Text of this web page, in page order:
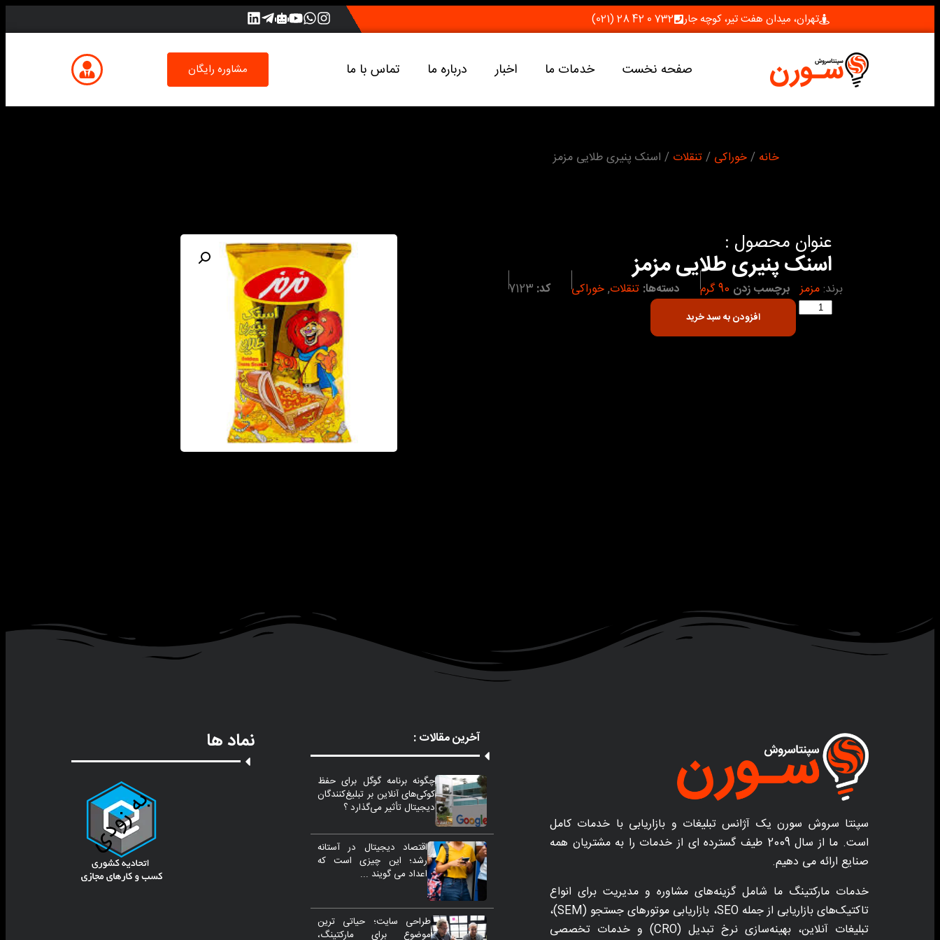
تهران، میدان هفت تیر، کوچه جار 732 0 42 28 (021)
صفحه نخست خدمات ما اخبار درباره ما تماس با ما مشاوره رایگان
خانه /خوراکی /تنقلات / اسنک پنیری طلایی مزمز
عنوان محصول :
اسنک پنیری طلایی مزمز
کد: 7123 دسته‌ها: تنقلات,خوراکی برچسب زدن 90 گرم برند: مزمز
افزودن به سبد خرید
سپنتا سروش سورن یک آژانس تبلیغات و بازاریابی با خدمات کامل
است. ما از سال 2009 طیف گسترده ای از خدمات را به مشتریان همه
صنایع ارائه می دهیم.
خدمات مارکتینگ ما شامل گزینه‌های مشاوره و مدیریت برای انواع
تاکتیک‌های بازاریابی از جمله SEO، بازاریابی موتورهای جستجو (SEM)،
تبلیغات آنلاین، بهینه‌سازی نرخ تبدیل (CRO) و خدمات تخصصی
آخرین مقالات :
چگونه برنامه گوگل برای حفظ
کوکی‌های آنلاین بر تبلیغ‌کنندگان
دیجیتال تأثیر می‌گذارد ؟
اقتصاد دیجیتال در آستانه
رشد؛ این چیزی است که
اعداد می گویند ...
طراحی سایت؛ حیاتی ترین
موضوع برای مارکتینگ،
نماد ها